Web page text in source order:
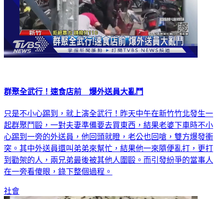
群聚全武行！速食店前 爆外送員大亂鬥
只是不小心踢到，就上演全武行！昨天中午在新竹竹北發生一
起群聚鬥毆，一對夫妻準備要去買東西，結果老婆下車時不小
心踢到一旁的外送員，他回頭就瞪，老公也回嗆，雙方爆發衝
突。其中外送員還叫弟弟來幫忙，結果他一來隨便亂打，更打
到勸架的人，兩兄弟最後被其他人圍毆。而引發紛爭的當事人
在一旁看傻眼，錄下整個過程。
社會